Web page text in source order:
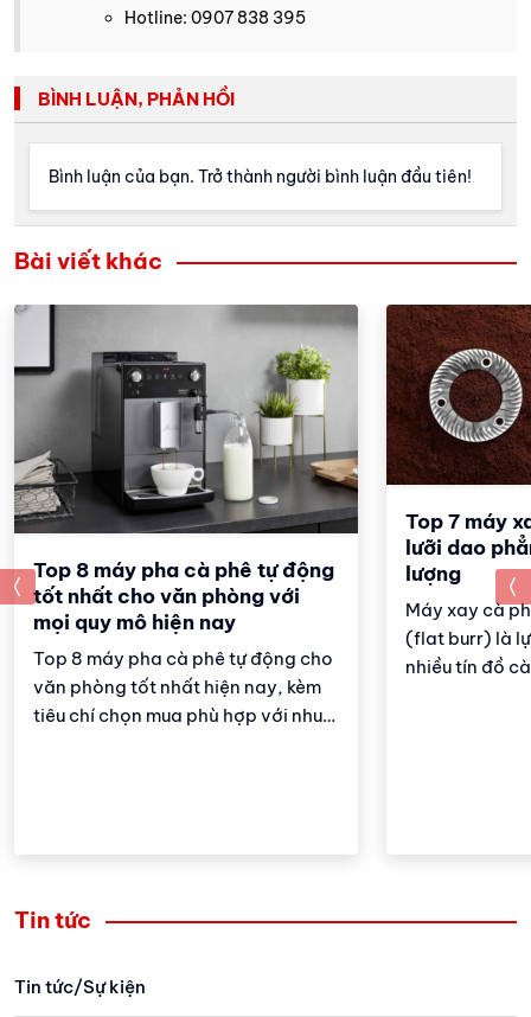
Hotline: 0907 838 395
BÌNH LUẬN, PHẢN HỒI
Bình luận của bạn. Trở thành người bình luận đầu tiên!
Bài viết khác
Top 8 máy pha cà phê tự động
tốt nhất cho văn phòng với
mọi quy mô hiện nay
Top 8 máy pha cà phê tự động cho
văn phòng tốt nhất hiện nay, kèm
tiêu chí chọn mua phù hợp với nhu
Top 7 máy
lưỡi dao
lượng
Máy xay cà
(flat burr) là
nhiều tín đồ
ý, Vinbarista
prev
Tin tức
Tin tức/Sự kiện